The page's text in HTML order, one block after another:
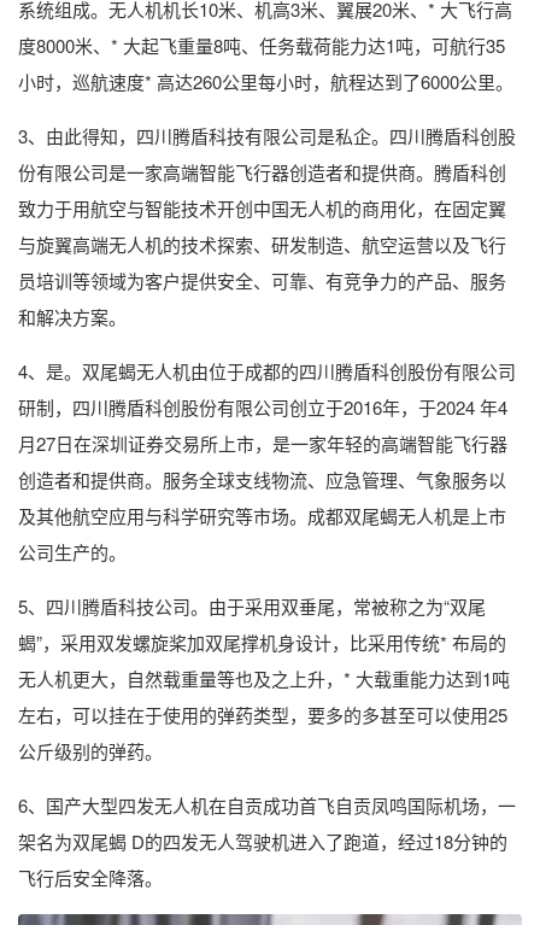
系统组成。无人机机长10米、机高3米、翼展20米、* 大飞行高
度8000米、* 大起飞重量8吨、任务载荷能力达1吨，可航行35
小时，巡航速度* 高达260公里每小时，航程达到了6000公里。
3、由此得知，四川腾盾科技有限公司是私企。四川腾盾科创股
份有限公司是一家高端智能飞行器创造者和提供商。腾盾科创
致力于用航空与智能技术开创中国无人机的商用化，在固定翼
与旋翼高端无人机的技术探索、研发制造、航空运营以及飞行
员培训等领域为客户提供安全、可靠、有竞争力的产品、服务
和解决方案。
4、是。双尾蝎无人机由位于成都的四川腾盾科创股份有限公司
研制，四川腾盾科创股份有限公司创立于2016年，于2024 年4
月27日在深圳证券交易所上市，是一家年轻的高端智能飞行器
创造者和提供商。服务全球支线物流、应急管理、气象服务以
及其他航空应用与科学研究等市场。成都双尾蝎无人机是上市
公司生产的。
5、四川腾盾科技公司。由于采用双垂尾，常被称之为“双尾
蝎”，采用双发螺旋桨加双尾撑机身设计，比采用传统* 布局的
无人机更大，自然载重量等也及之上升，* 大载重能力达到1吨
左右，可以挂在于使用的弹药类型，要多的多甚至可以使用25
公斤级别的弹药。
6、国产大型四发无人机在自贡成功首飞自贡凤鸣国际机场，一
架名为双尾蝎 D的四发无人驾驶机进入了跑道，经过18分钟的
飞行后安全降落。